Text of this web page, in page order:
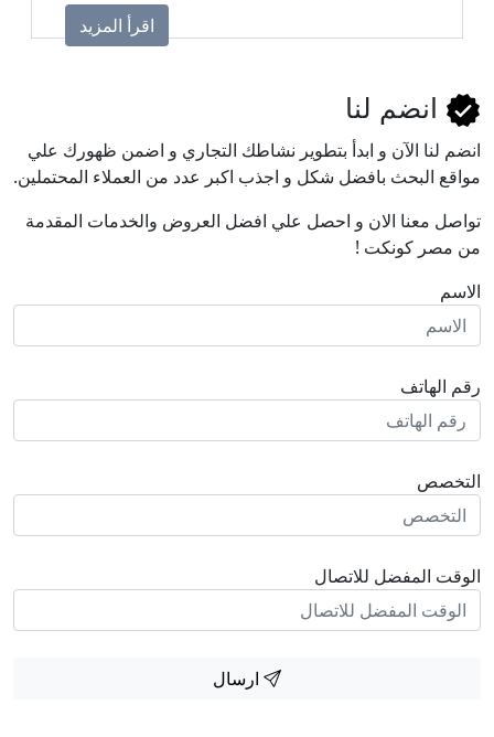
اقرأ المزيد
انضم لنا
انضم لنا اﻵن و ابدأ بتطوير نشاطك التجاري و اضمن ظهورك علي
مواقع البحث بافضل شكل و اجذب اكبر عدد من العملاء المحتملين.
تواصل معنا الان و احصل علي افضل العروض والخدمات المقدمة
من مصر كونكت !
الاسم
رقم الهاتف
التخصص
الوقت المفضل للاتصال
ارسال